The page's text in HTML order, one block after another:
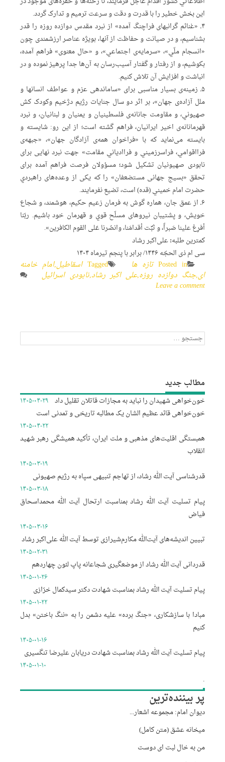
این بخش خطیر را با قدرت و دقت و سرعت ترمیم و تدارک گردد.
۴ـ «غنائم گرانبهای فراچنگ آمده» از نبرد مقدس دوازده روزه را قدر
بشناسیم، و در صیانت و حفاظت از آنها، بویژه عناصر ارزشمندی چون
«انسجام ملّي»، «سرمایه‌ی اجتماعي»، و «حال معنوی» فراهم آمده،
بکوشیم، و از رفتار و گفتار آسیب‌رسان به آن‌ها جدا پرهیز نموده و در
انباشت و افزایش آن تلاش کنیم.
۵ـ زمینه‌ی بسیار مناسبی برای «ساماندهی عزم و عواطف انسانها و
ملل آزاده‌ی جهان»، بر اثر دو سال جنایات رژیم دژخیم وکودک کش
صهیوني، و مقاومت جانانه‌ی فلسطینیان و یمنیان و لبنانیان، و نبرد
قهرمانانه‌ی اخیر ایرانیان، فراهم گشته است؛ از این رو: شایسته و
بایسته می‌نماید که با «فراخوان همه‌ی آزادگان جهان»، «جبهه‌ی
فرااقوامي، فراسرزمیني و فراادیاني مقامت» جهت نبرد نهایی برای
نابودی صهیونیان تشکیل شود؛ مسؤولان فرصت فراهم آمده برای
تحقق «بسیج جهانی مستضعفان» را که یکی از وعده‌های راهبردي
حضرت امام خمیني (قده) است، تضیع نفرمایند.
۶ـ از عمق جان، هماره گوش به فرمان زعیم حکیم، هوشمند، و شجاع
خویش، و پشتیبان نیروهای مسلّح قوي و قهرمان خود باشیم. ربّنا
أفرِغ علینا صَبراً، و ثبِّت أقدامَنا، وانصُرنا عَلی القوم الکافرین».
کمترین طلبه: علی‌اکبر رشاد
سی ام ذی الحجّه ۱۴۴۶/ برابر با پنجم تیرماه ۱۴۰۴
Posted in تازه ها Tagged اسقاطیل,امام خامنه
ای,جنگ دوازده روزه,علی اکبر رشاد,نابودی اسرائیل
Leave a comment
جستجو
برای:
مطالب جدید
خون‌خواهی شهیدان را نباید به مجازات قاتلان تقلیل داد ۱۴۰۵-۰۴-۲۹
خون‌خواهی قائد عظیم الشان یک مطالبه تاریخی و تمدنی است
۱۴۰۵-۰۴-۲۲
همبستگی اقلیت‌های مذهبی و ملت ایران، تأکید همیشگی رهبر شهید
انقلاب
۱۴۰۵-۰۳-۱۹
قدرشناسی آیت الله رشاد، از تهاجم تنبیهی سپاه به رژیم صهیونی
۱۴۰۵-۰۳-۱۸
پیام تسلیت آیت الله رشاد بمناسبت ارتحال آیت الله محمداسحاق
فیاض
۱۴۰۵-۰۳-۱۶
تبیین اندیشه‌های آیت‌الله مکارم‌شیرازی توسط آیت الله علی‌اکبر رشاد
۱۴۰۵-۰۲-۳۱
قدردانی آیت الله رشاد از موضعگیری شجاعانه پاپ لئون چهاردهم
۱۴۰۵-۰۱-۲۶
پیام تسلیت آیت الله رشاد بمناسبت شهادت دکتر سیدکمال خرّازی
۱۴۰۵-۰۱-۲۲
مبادا با سازشکاری، «جنگ برده» علیه دشمن را به «ننگ باختن» بدل
کنیم
۱۴۰۵-۰۱-۱۶
پیام تسلیت آیت الله رشاد بمناسبت شهادت دریابان علیرضا تنگسیری
۱۴۰۵-۰۱-۱۰
.
پر بیننده‌ترین
دیوان امام: مجموعه اشعار...
میخانه عشق (متن کامل)
من به خال لبت ای دوست